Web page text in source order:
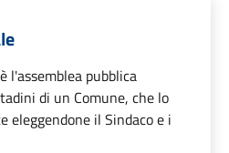
l'assemblea pubblica
di un Comune, che lo
eleggendone il Sindaco e i